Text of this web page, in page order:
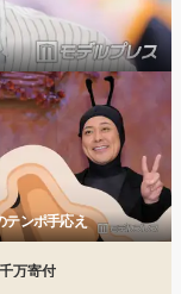
テンポ手応え
万寄付